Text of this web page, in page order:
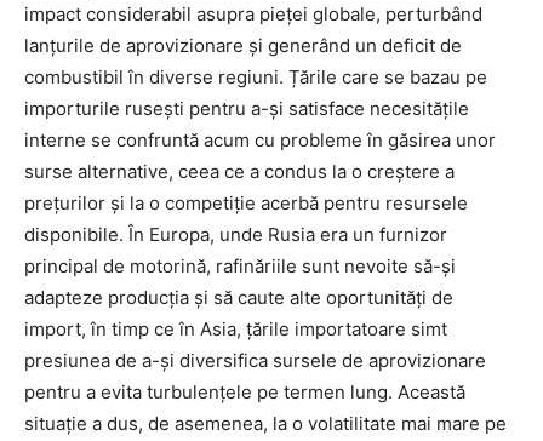
impact considerabil asupra pieței globale, perturbând
lanțurile de aprovizionare și generând un deficit de
combustibil în diverse regiuni. Țările care se bazau pe
importurile rusești pentru a-și satisface necesitățile
interne se confruntă acum cu probleme în găsirea unor
surse alternative, ceea ce a condus la o creștere a
prețurilor și la o competiție acerbă pentru resursele
disponibile. În Europa, unde Rusia era un furnizor
principal de motorină, rafinăriile sunt nevoite să-și
adapteze producția și să caute alte oportunități de
import, în timp ce în Asia, țările importatoare simt
presiunea de a-și diversifica sursele de aprovizionare
pentru a evita turbulențele pe termen lung. Această
situație a dus, de asemenea, la o volatilitate mai mare pe